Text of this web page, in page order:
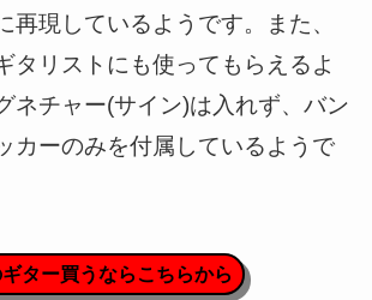
再現しているようです。また、
タリストにも使ってもらえるよ
ネチャー(サイン)は入れず、バン
カーのみを付属しているようで
ギター買うならこちらから